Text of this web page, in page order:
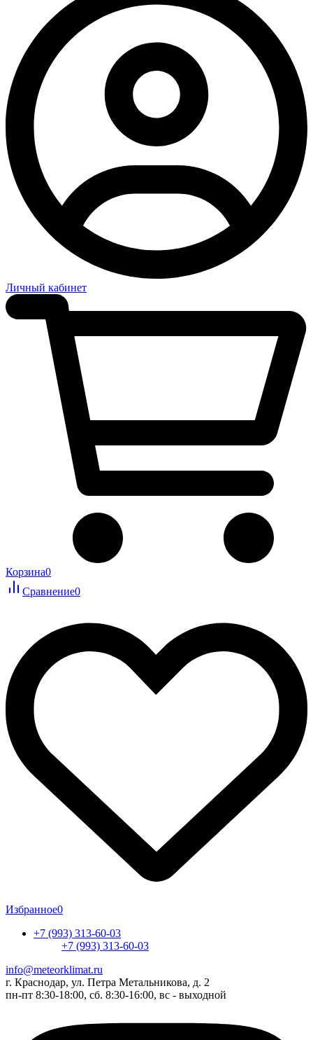
Личный кабинет
Корзина0
Сравнение0
Избранное0
+7 (993) 313-60-03
+7 (993) 313-60-03
info@meteorklimat.ru
г. Краснодар, ул. Петра Метальникова, д. 2
пн-пт 8:30-18:00, сб. 8:30-16:00, вс - выходной